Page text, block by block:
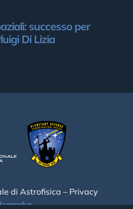
successo per
Di Lizia
di Astrofisica – Privacy